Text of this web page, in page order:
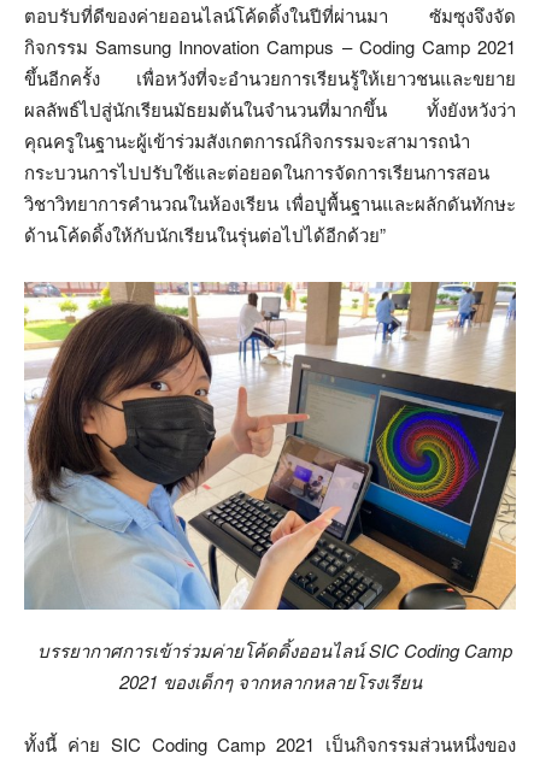
ตอบรับที่ดีของค่ายออนไลน์โค้ดดิ้งในปีที่ผ่านมา ซัมซุงจึงจัด
กิจกรรม Samsung Innovation Campus – Coding Camp 2021
ขึ้นอีกครั้ง เพื่อหวังที่จะอำนวยการเรียนรู้ให้เยาวชนและขยาย
ผลลัพธ์ไปสู่นักเรียนมัธยมต้นในจำนวนที่มากขึ้น ทั้งยังหวังว่า
คุณครูในฐานะผู้เข้าร่วมสังเกตการณ์กิจกรรมจะสามารถนำ
กระบวนการไปปรับใช้และต่อยอดในการจัดการเรียนการสอน
วิชาวิทยาการคำนวณในห้องเรียน เพื่อปูพื้นฐานและผลักดันทักษะ
ด้านโค้ดดิ้งให้กับนักเรียนในรุ่นต่อไปได้อีกด้วย”
บรรยากาศการเข้าร่วมค่ายโค้ดดิ้งออนไลน์SIC Coding Camp
2021 ของเด็กๆ จากหลากหลายโรงเรียน
ทั้งนี้ ค่าย SIC Coding Camp 2021 เป็นกิจกรรมส่วนหนึ่งของ